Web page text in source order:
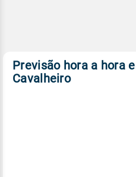
Previsão hora a hora
Cavalheiro